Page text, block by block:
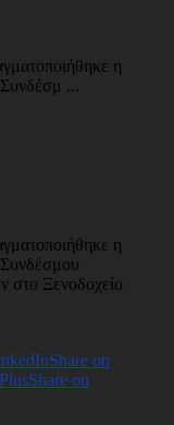
η
...
η
στο Ξενοδοχείο
Share on
Share on